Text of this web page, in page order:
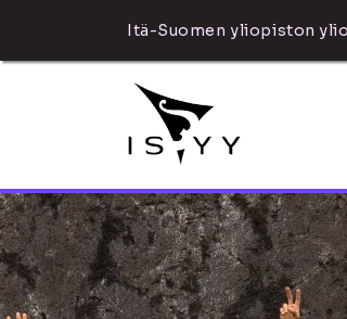
Itä-Suomen yliopiston